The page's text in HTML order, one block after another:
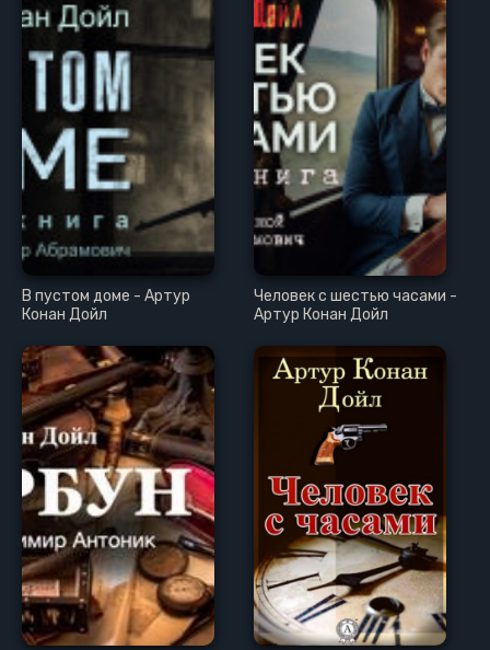
В пустом доме - Артур
Конан Дойл
Человек с шестью часами -
Артур Конан Дойл